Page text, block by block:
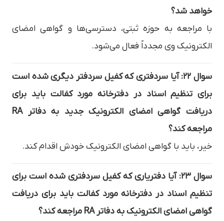
خواهد شد؟
با مراجعه به حوزه ثبتی، دسترسی‌ها و گواهی امضای
الکترونیک وی مجدداً فعال می‌شود.
سوال ۲۲: آیا سردفتری که کفیل سردفتر دیگری شده است
برای تنظیم اسناد در دفترخانه مورد کفالت باید برای
دریافت گواهی امضای الکترونیک جدید به دفاتر RA
مراجعه کند؟
خیر، باید با گواهی امضای الکترونیک خودش اقدام کند.
سوال ۲۳: آیا دفتریاری که کفیل سردفتری شده است برای
تنظیم اسناد در دفترخانه مورد کفالت باید برای دریافت
گواهی امضای الکترونیک به دفاتر RA مراجعه کند؟